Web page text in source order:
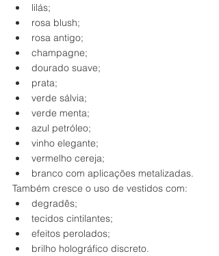
lilás;
rosa blush;
rosa antigo;
champagne;
dourado suave;
prata;
verde sálvia;
verde menta;
azul petróleo;
vinho elegante;
vermelho cereja;
branco com aplicações metalizadas.
Também cresce o uso de vestidos com:
degradês;
tecidos cintilantes;
efeitos perolados;
brilho holográfico discreto.